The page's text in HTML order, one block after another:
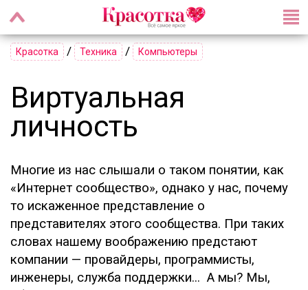
Красотка / Техника / Компьютеры
Виртуальная
личность
Многие из нас слышали о таком понятии, как
«Интернет сообщество», однако у нас, почему
то искаженное представление о
представителях этого сообщества. При таких
словах нашему воображению предстают
компании — провайдеры, программисты,
инженеры, служба поддержки... А мы? Мы,